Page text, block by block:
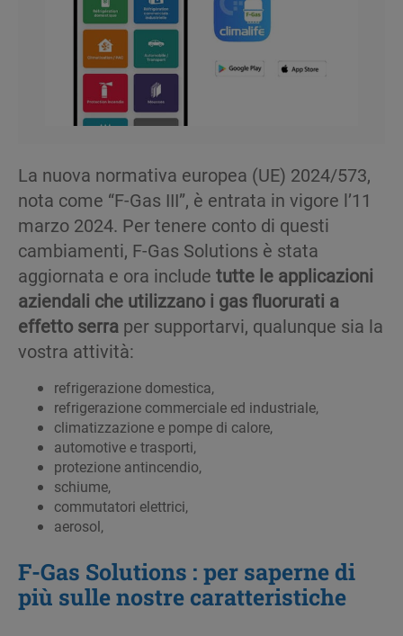
La nuova normativa europea (UE) 2024/573,
nota come “F-Gas III”, è entrata in vigore l’11
marzo 2024. Per tenere conto di questi
cambiamenti, F-Gas Solutions è stata
aggiornata e ora include tutte le applicazioni
aziendali che utilizzano i gas fluorurati a
effetto serra per supportarvi, qualunque sia la
vostra attività:
refrigerazione domestica,
refrigerazione commerciale ed industriale,
climatizzazione e pompe di calore,
automotive e trasporti,
protezione antincendio,
schiume,
commutatori elettrici,
aerosol,
F-Gas Solutions : per saperne di
più sulle nostre caratteristiche